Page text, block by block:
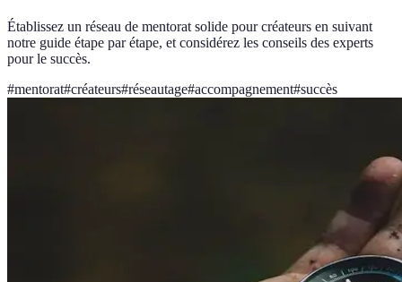
Établissez un réseau de mentorat solide pour créateurs en suivant
notre guide étape par étape, et considérez les conseils des experts
pour le succès.
#mentorat#créateurs#réseautage#accompagnement#succès